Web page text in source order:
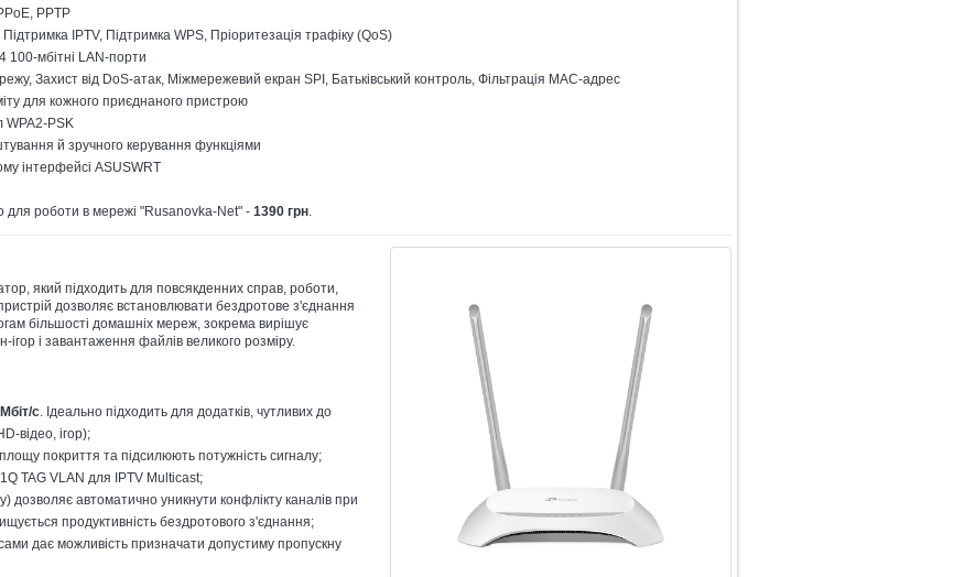
PPTP
IPTV, Підтримка WPS, Пріоритезація трафіку (QoS)
100-мбітні LAN-порти
Захист від DoS-атак, Міжмережевий екран SPI, Батьківський контроль, Фільтрація MAC-адрес
для кожного приєднаного пристрою
WPA2-PSK
й зручного керування функціями
інтерфейсі ASUSWRT
для роботи в мережі "Rusanovka-Net" - 1390 грн.
який підходить для повсякденних справ, роботи,
дозволяє встановлювати бездротове з'єднання
більшості домашніх мереж, зокрема вирішує
ігор і завантаження файлів великого розміру.
с. Ідеально підходить для додатків, чутливих до
відео, ігор);
покриття та підсилюють потужність сигналу;
TAG VLAN для IPTV Мulticast;
дозволяє автоматично уникнути конфлікту каналів при
продуктивність бездротового з'єднання;
дає можливість призначати допустиму пропускну